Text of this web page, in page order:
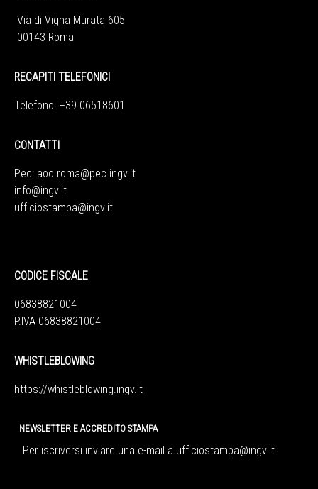
Via di Vigna Murata 605
00143 Roma
RECAPITI TELEFONICI
Telefono +39 06518601
CONTATTI
Pec: aoo.roma@pec.ingv.it
info@ingv.it
ufficiostampa@ingv.it
CODICE FISCALE
06838821004
P.IVA 06838821004
WHISTLEBLOWING
https://whistleblowing.ingv.it
NEWSLETTER E ACCREDITO STAMPA
Per iscriversi inviare una e-mail a ufficiostampa@ingv.it